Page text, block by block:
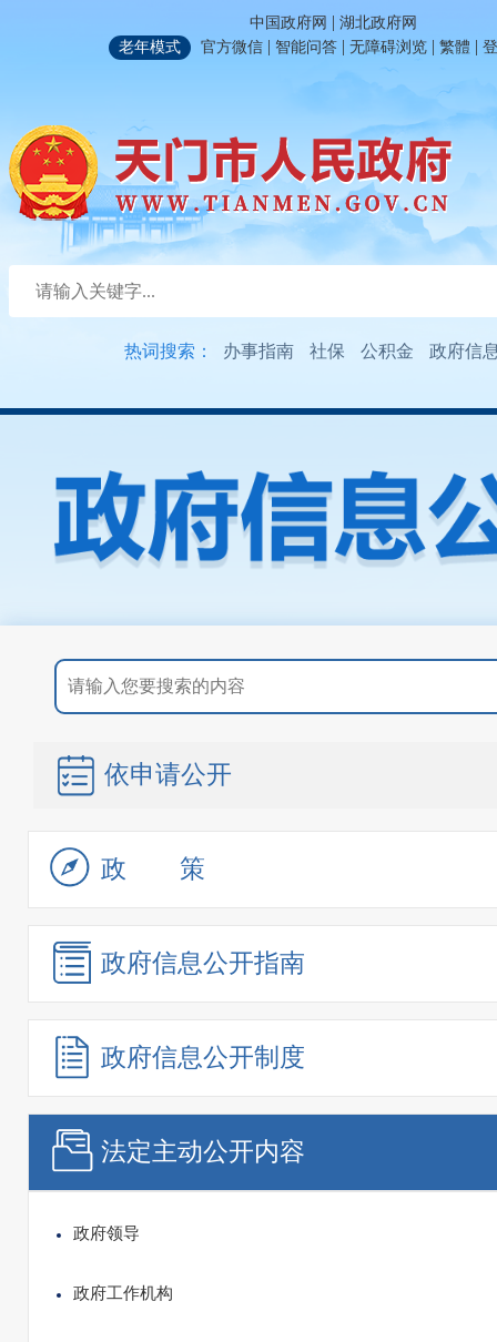
中国政府网 | 湖北政府网
老年模式
官方微信 | 智能问答 | 无障碍浏览 | 繁體 |
热词搜索： 办事指南 社保 公积金 政府信
依申请公开
政策
政府信息公开指南
政府信息公开制度
法定主动公开内容
政府领导
政府工作机构